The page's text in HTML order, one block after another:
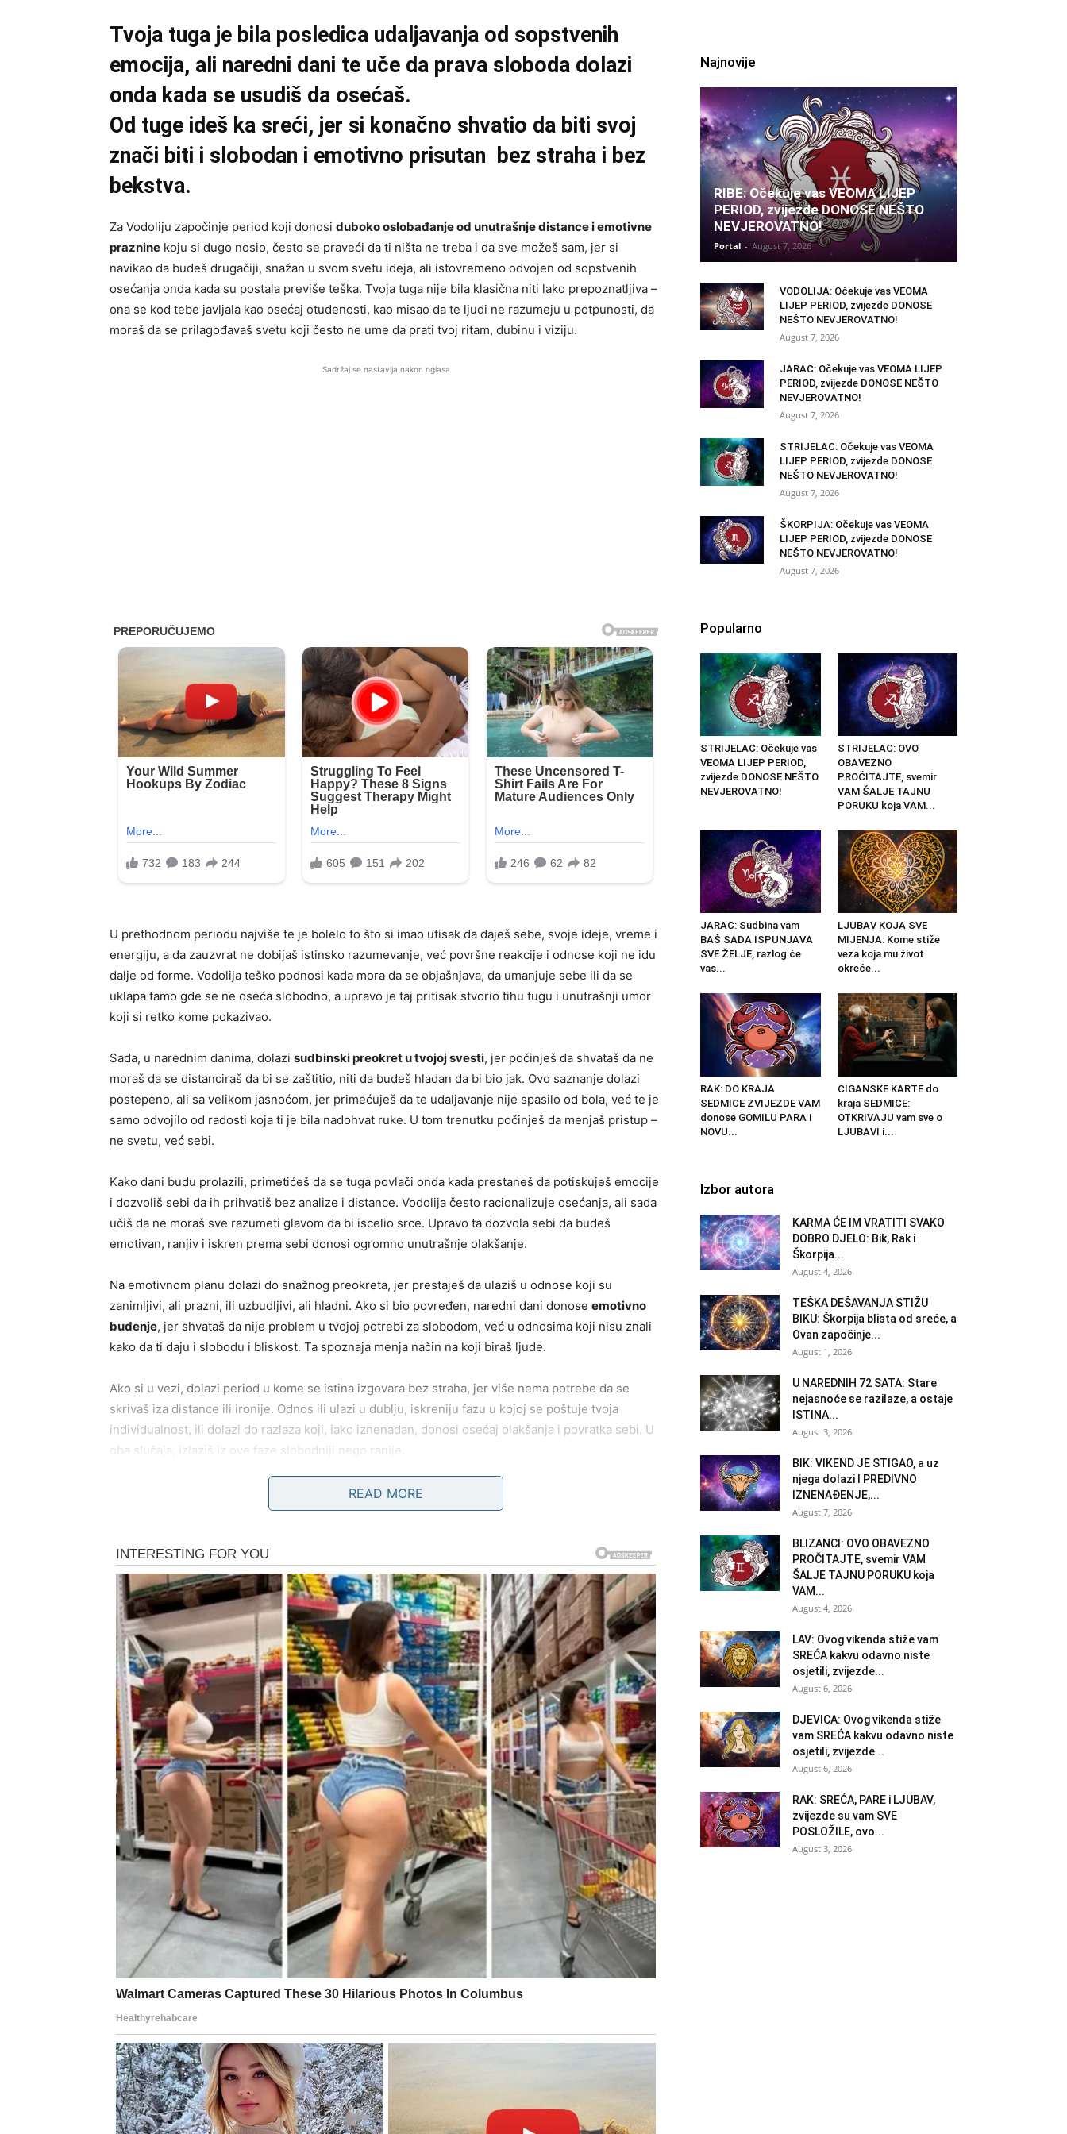
Tvoja tuga je bila posledica udaljavanja od sopstvenih
emocija, ali naredni dani te uče da prava sloboda dolazi
onda kada se usudiš da osećaš.
Od tuge ideš ka sreći, jer si konačno shvatio da biti svoj
znači biti i slobodan i emotivno prisutan bez straha i bez
bekstva.
Za Vodoliju započinje period koji donosi duboko oslobađanje od unutrašnje distance i emotivne
praznine koju si dugo nosio, često se praveći da ti ništa ne treba i da sve možeš sam, jer si
navikao da budeš drugačiji, snažan u svom svetu ideja, ali istovremeno odvojen od sopstvenih
osećanja onda kada su postala previše teška. Tvoja tuga nije bila klasična niti lako prepoznatljiva –
ona se kod tebe javljala kao osećaj otuđenosti, kao misao da te ljudi ne razumeju u potpunosti, da
moraš da se prilagođavaš svetu koji često ne ume da prati tvoj ritam, dubinu i viziju.
Sadržaj se nastavlja nakon oglasa
U prethodnom periodu najviše te je bolelo to što si imao utisak da daješ sebe, svoje ideje, vreme i
energiju, a da zauzvrat ne dobijaš istinsko razumevanje, već površne reakcije i odnose koji ne idu
dalje od forme. Vodolija teško podnosi kada mora da se objašnjava, da umanjuje sebe ili da se
uklapa tamo gde se ne oseća slobodno, a upravo je taj pritisak stvorio tihu tugu i unutrašnji umor
koji si retko kome pokazivao.
Sada, u narednim danima, dolazi sudbinski preokret u tvojoj svesti, jer počinješ da shvataš da ne
moraš da se distanciraš da bi se zaštitio, niti da budeš hladan da bi bio jak. Ovo saznanje dolazi
postepeno, ali sa velikom jasnoćom, jer primećuješ da te udaljavanje nije spasilo od bola, već te je
samo odvojilo od radosti koja ti je bila nadohvat ruke. U tom trenutku počinješ da menjaš pristup –
ne svetu, već sebi.
Kako dani budu prolazili, primetićeš da se tuga povlači onda kada prestaneš da potiskuješ emocije
i dozvoliš sebi da ih prihvatiš bez analize i distance. Vodolija često racionalizuje osećanja, ali sada
učiš da ne moraš sve razumeti glavom da bi iscelio srce. Upravo ta dozvola sebi da budeš
emotivan, ranjiv i iskren prema sebi donosi ogromno unutrašnje olakšanje.
Na emotivnom planu dolazi do snažnog preokreta, jer prestaješ da ulaziš u odnose koji su
zanimljivi, ali prazni, ili uzbudljivi, ali hladni. Ako si bio povređen, naredni dani donose emotivno
buđenje, jer shvataš da nije problem u tvojoj potrebi za slobodom, već u odnosima koji nisu znali
kako da ti daju i slobodu i bliskost. Ta spoznaja menja način na koji biraš ljude.
Ako si u vezi, dolazi period u kome se istina izgovara bez straha, jer više nema potrebe da se
skrivaš iza distance ili ironije. Odnos ili ulazi u dublju, iskreniju fazu u kojoj se poštuje tvoja
individualnost, ili dolazi do razlaza koji, iako iznenadan, donosi osećaj olakšanja i povratka sebi. U
oba slučaja, izlaziš iz ove faze slobodniji nego ranije.
Slobodne Vodolije ulaze u period u kome se menja energija ljubavi, jer više ne privlačiš odnose
zasnovane na površnoj razmeni ili intelektualnoj igri bez emocija, već ljude koji donose
sada pojavljuje dolazi kao ogledalo tvoje prave prirode – slobodne, ali emotivno prisutne.
Najveća promena dešava se u tvom odnosu prema sebi, jer shvataš da tvoja različitost nije
prepreka za ljubav, već tvoj najveći dar, ali samo onda kada prestaneš da se kriješ iza nje. Počinješ
da gradiš odnose u kojima ne moraš da biraš između slobode i bliskosti, jer sada znaš da jedno ne
isključuje drugo.
U narednim danima mogu se otvoriti i nova životna vrata, posebno u vezi sa ličnim razvojem,
novim planovima i društvenim krugom, jer kada se emotivni zidovi sruše, tvoja kreativnost, vizija i
životna energija dolaze do punog izražaja. Osećaš da se ponovo povezuješ sa svetom, ali ovog
puta bez gubitka sebe.
Ono što ovaj period čini sudbinskim jeste činjenica da Vodolija više ne želi da živi iza zidova koje
je sama sagradila, jer si shvatio da te oni nisu štitili, već izolovali. Iz tuge izlaziš svesniji, emotivno
otvoreniji i spreman da primiš sreću koja dolazi bez uslova i bez ograničenja.
READ MORE
Najnovije
RIBE: Očekuje vas VEOMA LIJEP
PERIOD, zvijezde DONOSE NEŠTO
NEVJEROVATNO!
Portal - August 7, 2026
VODOLIJA: Očekuje vas VEOMA
LIJEP PERIOD, zvijezde DONOSE
NEŠTO NEVJEROVATNO!
August 7, 2026
JARAC: Očekuje vas VEOMA LIJEP
PERIOD, zvijezde DONOSE NEŠTO
NEVJEROVATNO!
August 7, 2026
STRIJELAC: Očekuje vas VEOMA
LIJEP PERIOD, zvijezde DONOSE
NEŠTO NEVJEROVATNO!
August 7, 2026
ŠKORPIJA: Očekuje vas VEOMA
LIJEP PERIOD, zvijezde DONOSE
NEŠTO NEVJEROVATNO!
August 7, 2026
Popularno
STRIJELAC: Očekuje vas
VEOMA LIJEP PERIOD,
zvijezde DONOSE NEŠTO
NEVJEROVATNO!
STRIJELAC: OVO
OBAVEZNO
PROČITAJTE, svemir
VAM ŠALJE TAJNU
PORUKU koja VAM...
JARAC: Sudbina vam
BAŠ SADA ISPUNJAVA
SVE ŽELJE, razlog će
vas...
LJUBAV KOJA SVE
MIJENJA: Kome stiže
veza koja mu život
okreće...
RAK: DO KRAJA
SEDMICE ZVIJEZDE VAM
donose GOMILU PARA i
NOVU...
CIGANSKE KARTE do
kraja SEDMICE:
OTKRIVAJU vam sve o
LJUBAVI i...
Izbor autora
KARMA ĆE IM VRATITI SVAKO
DOBRO DJELO: Bik, Rak i
Škorpija...
August 4, 2026
TEŠKA DEŠAVANJA STIŽU
BIKU: Škorpija blista od sreće, a
Ovan započinje...
August 1, 2026
U NAREDNIH 72 SATA: Stare
nejasnoće se razilaze, a ostaje
ISTINA...
August 3, 2026
BIK: VIKEND JE STIGAO, a uz
njega dolazi I PREDIVNO
IZNENAĐENJE,...
August 7, 2026
BLIZANCI: OVO OBAVEZNO
PROČITAJTE, svemir VAM
ŠALJE TAJNU PORUKU koja
VAM...
August 4, 2026
LAV: Ovog vikenda stiže vam
SREĆA kakvu odavno niste
osjetili, zvijezde...
August 6, 2026
DJEVICA: Ovog vikenda stiže
vam SREĆA kakvu odavno niste
osjetili, zvijezde...
August 6, 2026
RAK: SREĆA, PARE i LJUBAV,
zvijezde su vam SVE
POSLOŽILE, ovo...
August 3, 2026